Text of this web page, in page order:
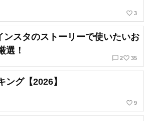
favorite_border 3
ンスタのストーリーで使いたいお
選！
chat_bubble_outline 2favorite_border 35
ング【2026】
favorite_border 9